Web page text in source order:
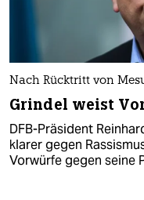
Nach Rücktritt von
Grindel weist
DFB-Präsident
klarer gegen
Vorwürfe gegen seine